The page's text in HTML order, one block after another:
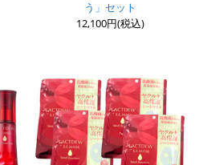
う」セット
12,100円(税込)